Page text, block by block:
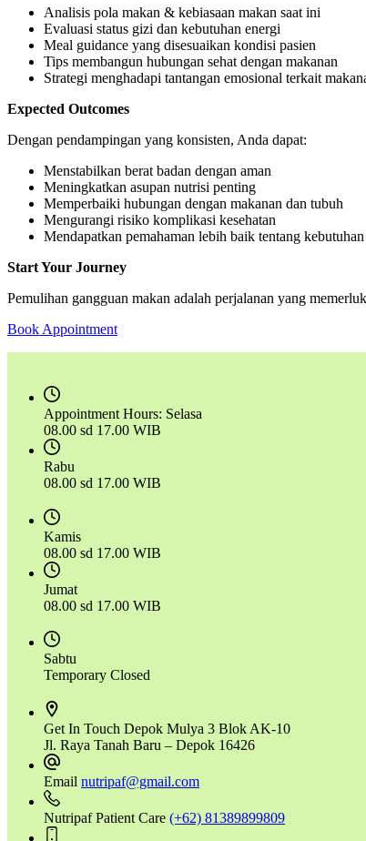
Analisis pola makan & kebiasaan makan saat ini
Evaluasi status gizi dan kebutuhan energi
Meal guidance yang disesuaikan kondisi pasien
Tips membangun hubungan sehat dengan makanan
Strategi menghadapi tantangan emosional terkait
Expected Outcomes
Dengan pendampingan yang konsisten, Anda dapat:
Menstabilkan berat badan dengan aman
Meningkatkan asupan nutrisi penting
Memperbaiki hubungan dengan makanan dan tubuh
Mengurangi risiko komplikasi kesehatan
Mendapatkan pemahaman lebih baik tentang
Start Your Journey
Pemulihan gangguan makan adalah perjalanan yang
Book Appointment
Appointment Hours: Selasa
08.00 sd 17.00 WIB
Rabu
08.00 sd 17.00 WIB
Kamis
08.00 sd 17.00 WIB
Jumat
08.00 sd 17.00 WIB
Sabtu
Temporary Closed
Get In Touch Depok Mulya 3 Blok AK-10
Jl. Raya Tanah Baru – Depok 16426
Email nutripaf@gmail.com
Nutripaf Patient Care (+62) 81389899809